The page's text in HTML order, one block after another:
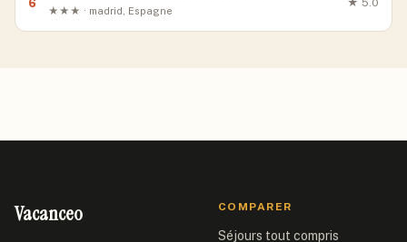
6
★★★ · madrid, Espagne
★ 5.0
Vacanceo COMPARER
Séjours tout compris